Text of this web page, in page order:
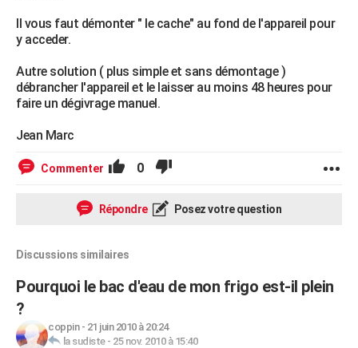
Il vous faut démonter " le cache" au fond de l'appareil pour
y acceder.
Autre solution ( plus simple et sans démontage )
débrancher l'appareil et le laisser au moins 48 heures pour
faire un dégivrage manuel.
Jean Marc
Commenter 0
Répondre Posez votre question
Discussions similaires
Pourquoi le bac d'eau de mon frigo est-il plein
?
coppin- 21 juin 2010 à 20:24
la sudiste- 25 nov. 2010 à 15:40